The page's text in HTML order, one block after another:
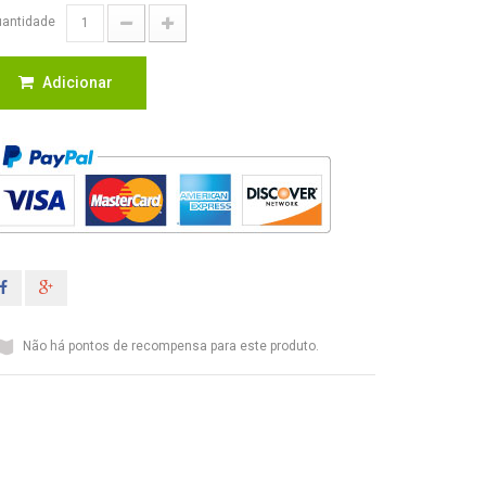
Adicionar
Não há pontos de recompensa para este produto.